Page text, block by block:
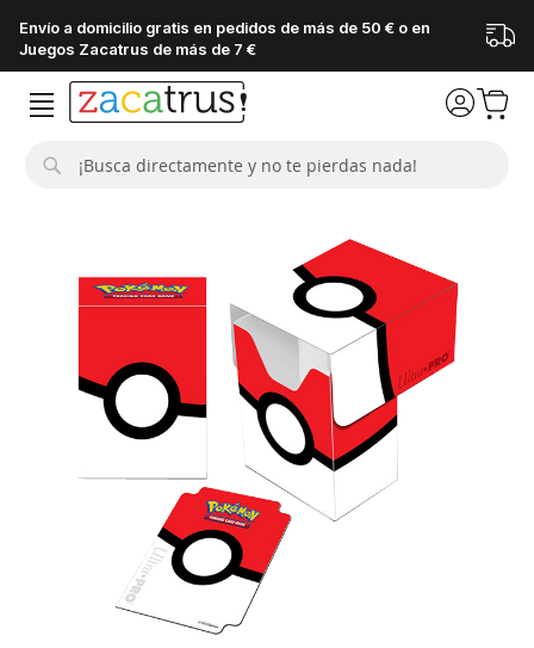
Envío a domicilio gratis en pedidos de más de 50 € o en
Juegos Zacatrus de más de 7 €
imágenes